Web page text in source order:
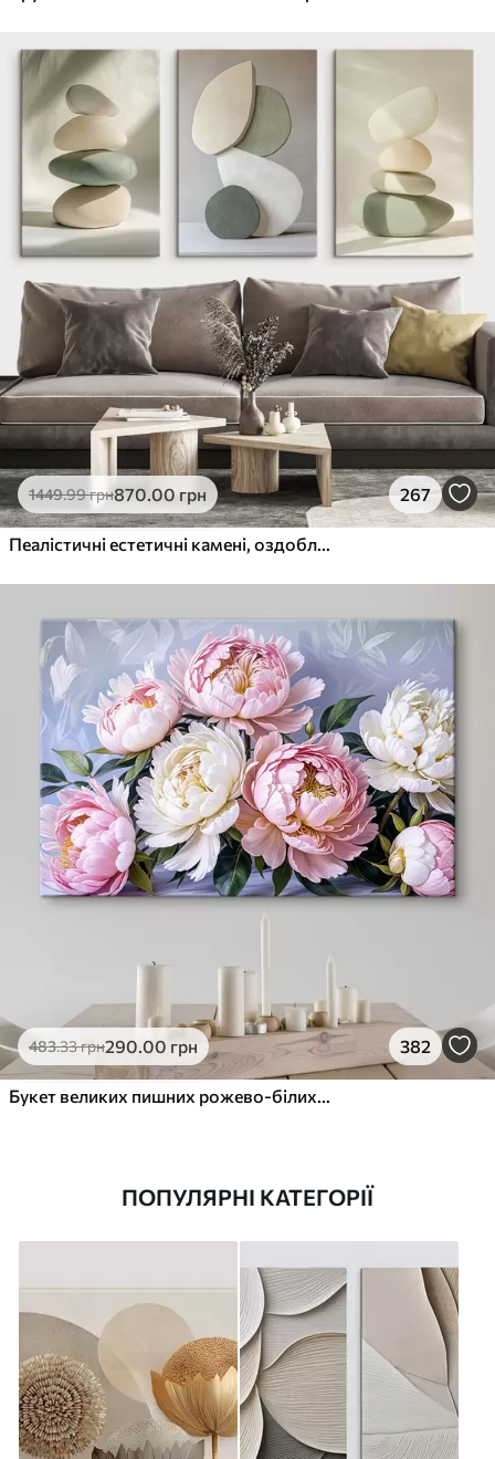
1449.99грн870.00 грн 267
Пеалістичні естетичні камені, оздоблення будинку, природне освітлення
483.33грн290.00 грн 382
Букет великих пишних рожево-білих квітів півонії із зеленим листям на м’якому розмитому фоні
ПОПУЛЯРНІ КАТЕГОРІЇ